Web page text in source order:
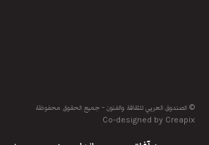
© الصندوق العربي للثقافة والفنون - جميع الحقوق محفوظة
Co-designed by Creapix